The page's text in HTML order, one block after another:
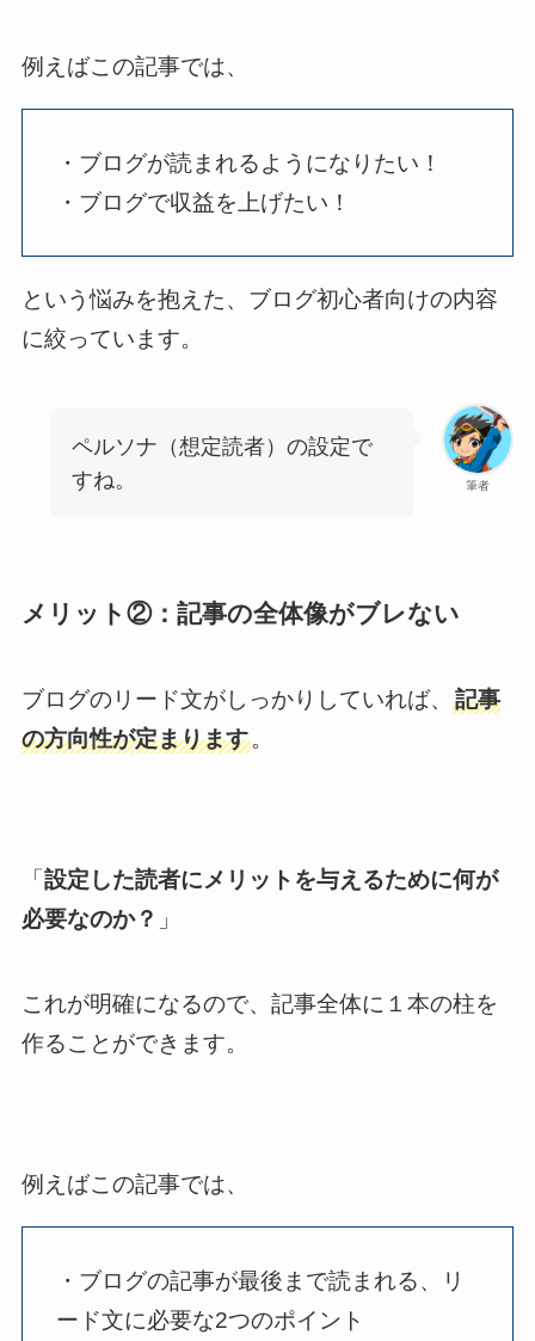
例えばこの記事では、
・ブログが読まれるようになりたい！
・ブログで収益を上げたい！
という悩みを抱えた、ブログ初心者向けの内容
に絞っています。
筆者
ペルソナ（想定読者）の設定で
すね。
メリット②：記事の全体像がブレない
ブログのリード文がしっかりしていれば、 記事
の方向性が定まります。
「 設定した読者にメリットを与えるために何が
必要なのか？ 」
これが明確になるので、記事全体に１本の柱を
作ることができます。
例えばこの記事では、
・ブログの記事が最後まで読まれる、リ
ード文に必要な2つのポイント